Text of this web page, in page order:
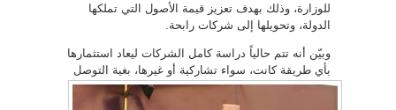
للوزارة، وذلك بهدف تعزيز قيمة الأصول التي تملكها
الدولة، وتحويلها إلى شركات رابحة.
وبيّن أنه تتم حالياً دراسة كامل الشركات ليعاد استثمارها
بأي طريقة كانت، سواء تشاركية أو غيرها، بغية التوصل